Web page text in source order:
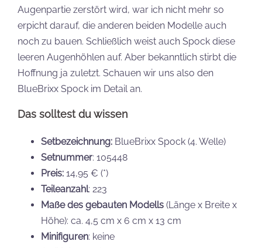
Augenpartie zerstört wird, war ich nicht mehr so
erpicht darauf, die anderen beiden Modelle auch
noch zu bauen. Schließlich weist auch Spock diese
leeren Augenhöhlen auf. Aber bekanntlich stirbt die
Hoffnung ja zuletzt. Schauen wir uns also den
BlueBrixx Spock im Detail an.
Das solltest du wissen
Setbezeichnung: BlueBrixx Spock (4. Welle)
Setnummer: 105448
Preis: 14,95 € (*)
Teileanzahl: 223
Maße des gebauten Modells (Länge x Breite x
Höhe): ca. 4,5 cm x 6 cm x 13 cm
Minifiguren: keine